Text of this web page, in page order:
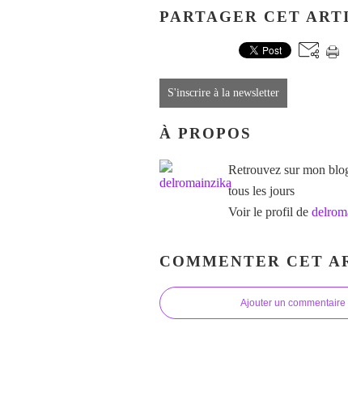
PARTAGER CET
S'inscrire à la newsletter
À PROPOS
Retrouvez sur mon
tous les jours
Voir le profil de
COMMENTER CET
Ajouter un commentaire